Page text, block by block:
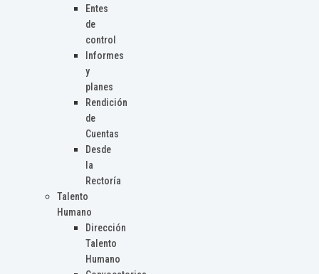
Entes
de
control
Informes
y
planes
Rendición
de
Cuentas
Desde
la
Rectoría
Talento
Humano
Dirección
Talento
Humano